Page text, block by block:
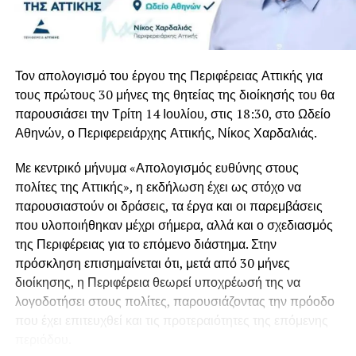
Πατέρα δεν ανήκεις πλέον σε εμάς, ανήκεις στην
ιστορία…», είπε ακόμη με λυγμούς ο γιος του, Μιλτιάδης
Σπαρακτικός ήταν και ο επικήδειος των εγγονών του, που
μοιράστηκαν ιστορίες βαθιά συγκινημένες, μη μπορώντας
να τον εκφωνήσουν από τα δάκρυα.
Η ταφή πραγματοποιείται στο Α΄ Νεκροταφείο Αθηνών.
προς τον χώρο της πολιτικής ήταν τα μεγαλύτερα
επιτεύγματα της σχέσης ζωής που είχε ο Ιωάννης
Βαρβιτσιώτης με τη
Σόφη Λαναρά , τη γυναίκα που
μαζί για πέντε δεκαετίες, μέχρι την εκδημία της το 2015.
Κατά διαβολική σύμπτωση, ο Γιάννης Βαρβιτσιώτηςείχε
σήμερα τα γενέθλια του,καθώς είχε γεννηθεί σαν
χρόνο του μεταξύ του αγαπημένου του Μυστρά και του
σπιτιού του στη Φιλοθέη, όπου βρισκόταν την τελευταία
περίοδο λόγω των προβλημάτων υγείας που
αντιμετώπιζε.
Ποιος ήταν ο Γιάννης Βαρβιτσιώτης
Ο Ιωάννης Βαρβιτσιώτης γεννήθηκε στην Αθήνα στις 2
Αυγούστου του 1933. Ήταν νομικός και πολιτικός που
Τον απολογισμό του έργου της Περιφέρειας Αττικής για
τους πρώτους 30 μήνες της θητείας της διοίκησής του θα
παρουσιάσει την Τρίτη 14 Ιουλίου, στις 18:30, στο Ωδείο
Αθηνών, ο Περιφερειάρχης Αττικής, Νίκος Χαρδαλιάς.
Με κεντρικό μήνυμα «Απολογισμός ευθύνης στους
πολίτες της Αττικής», η εκδήλωση έχει ως στόχο να
παρουσιαστούν οι δράσεις, τα έργα και οι παρεμβάσεις
που υλοποιήθηκαν μέχρι σήμερα, αλλά και ο σχεδιασμός
της Περιφέρειας για το επόμενο διάστημα. Στην
πρόσκληση επισημαίνεται ότι, μετά από 30 μήνες
διοίκησης, η Περιφέρεια θεωρεί υποχρέωσή της να
λογοδοτήσει στους πολίτες, παρουσιάζοντας την πρόοδο
που έχει επιτευχθεί και τις προτεραιότητες της επόμενης